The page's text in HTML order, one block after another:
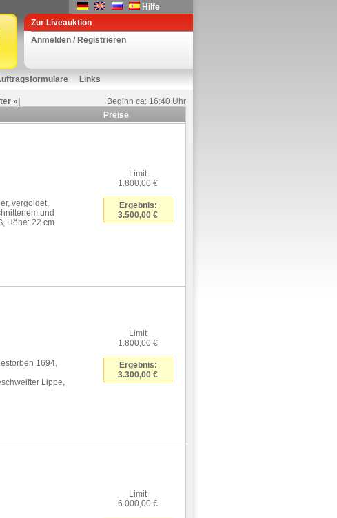
Hilfe
Zur Liveauktion
Anmelden / Registrieren
Links
Beginn ca: 16:40 Uhr
»|
Preise
vergoldet,
und
Höhe: 22 cm
Limit
1.800,00 €
Ergebnis:
3.500,00 €
1694,
Lippe,
Limit
1.800,00 €
Ergebnis:
3.300,00 €
Limit
6.000,00 €